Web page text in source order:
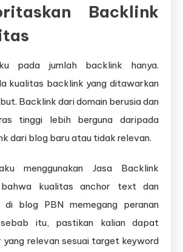
Backlink
pada jumlah backlink hanya.
kualitas backlink yang ditawarkan
Backlink dari domain berusia dan
tinggi lebih berguna daripada
dari blog baru atau tidak relevan.
menggunakan Jasa Backlink
bahwa kualitas anchor text dan
blog PBN memegang peranan
itu, pastikan kalian dapat
yang relevan sesuai target keyword